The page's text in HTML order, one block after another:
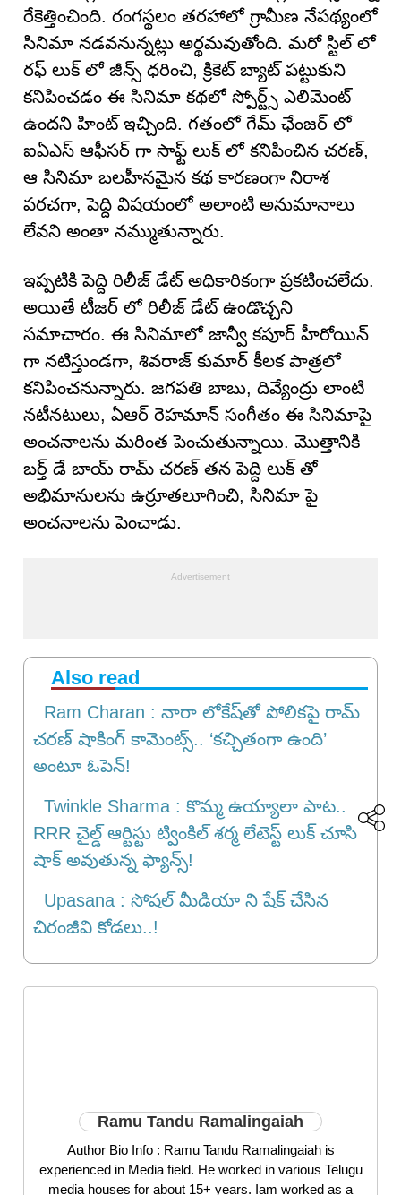
రేకెత్తించింది. రంగస్థలం తరహాలో గ్రామీణ నేపథ్యంలో
సినిమా నడవనున్నట్లు అర్థమవుతోంది. మరో స్టిల్ లో
రఫ్ లుక్ లో జీన్స్ ధరించి, క్రికెట్ బ్యాట్ పట్టుకుని
కనిపించడం ఈ సినిమా కథలో స్పోర్ట్స్ ఎలిమెంట్
ఉందని హింట్ ఇచ్చింది. గతంలో గేమ్ ఛేంజర్ లో
ఐఏఎస్ ఆఫీసర్ గా సాఫ్ట్ లుక్ లో కనిపించిన చరణ్,
ఆ సినిమా బలహీనమైన కథ కారణంగా నిరాశ
పరచగా, పెద్ది విషయంలో అలాంటి అనుమానాలు
లేవని అంతా నమ్ముతున్నారు.
ఇప్పటికి పెద్ది రిలీజ్ డేట్ అధికారికంగా ప్రకటించలేదు.
అయితే టీజర్ లో రిలీజ్ డేట్ ఉండొచ్చని
సమాచారం. ఈ సినిమాలో జాన్వీ కపూర్ హీరోయిన్
గా నటిస్తుండగా, శివరాజ్ కుమార్ కీలక పాత్రలో
కనిపించనున్నారు. జగపతి బాబు, దివ్యేంద్రు లాంటి
నటీనటులు, ఏఆర్ రెహమాన్ సంగీతం ఈ సినిమాపై
అంచనాలను మరింత పెంచుతున్నాయి. మొత్తానికి
బర్త్ డే బాయ్ రామ్ చరణ్ తన పెద్ది లుక్ తో
అభిమానులను ఉర్రూతలూగించి, సినిమా పై
అంచనాలను పెంచాడు.
Also read
Ram Charan : నారా లోకేష్‌తో పోలికపై రామ్
చరణ్ షాకింగ్ కామెంట్స్.. ‘కచ్చితంగా ఉంది’
అంటూ ఓపెన్!
Twinkle Sharma : కొమ్మ ఉయ్యాలా పాట..
RRR చైల్డ్ ఆర్టిస్టు ట్వింకిల్ శర్మ లేటెస్ట్ లుక్ చూసి
షాక్ అవుతున్న ఫ్యాన్స్!
Upasana : సోషల్ మీడియా ని షేక్ చేసిన
చిరంజీవి కోడలు..!
Ramu Tandu Ramalingaiah
Author Bio Info : Ramu Tandu Ramalingaiah is
experienced in Media field. He worked in various Telugu
media houses for about 15+ years. Iam worked as a